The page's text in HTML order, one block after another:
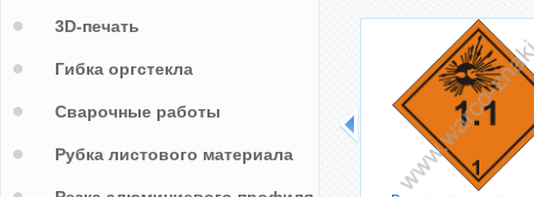
3D-печать
Гибка оргстекла
Сварочные работы
Рубка листового материала